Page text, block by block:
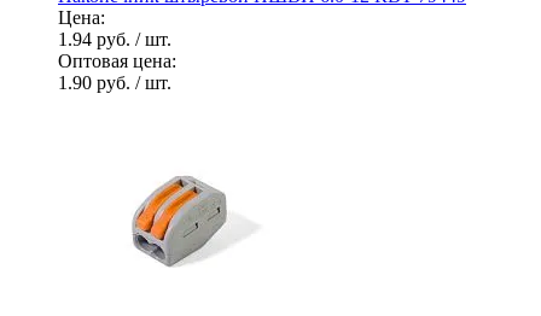
Цена:
1.94 руб. / шт.
Оптовая цена:
1.90 руб. / шт.